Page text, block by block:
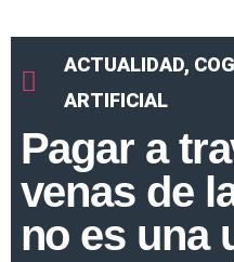
ACTUALIDAD,
ARTIFICIAL
Pagar a
venas de
no es una